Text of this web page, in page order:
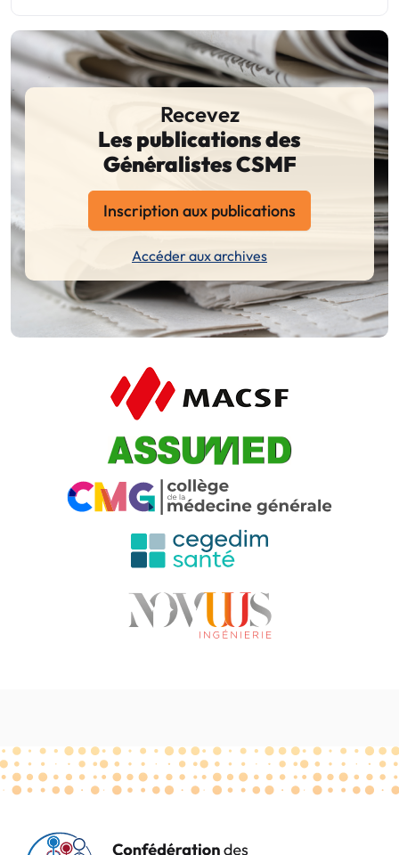
Recevez
Les publications des
Généralistes CSMF
Inscription aux publications
Accéder aux archives